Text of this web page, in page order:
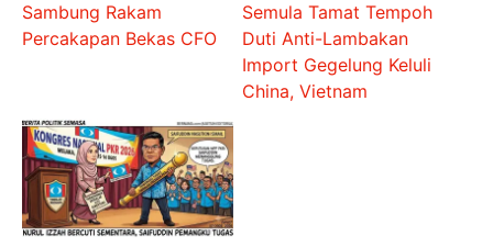
Sambung Rakam
Percakapan Bekas CFO
Semula Tamat Tempoh
Duti Anti-Lambakan
Import Gegelung Keluli
China, Vietnam